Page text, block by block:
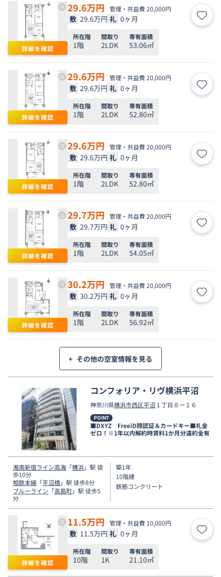
詳細を確認
29.6万円 管理・共益費 20,000円
敷 29.6万円 礼 0ヶ月 お気
所在階
1階
間取り
2LDK
専有面積
53.06㎡
詳細を確認
29.6万円 管理・共益費 20,000円
敷 29.6万円 礼 0ヶ月 お気
所在階
1階
間取り
2LDK
専有面積
52.80㎡
詳細を確認
29.6万円 管理・共益費 20,000円
敷 29.6万円 礼 0ヶ月 お気
所在階
1階
間取り
2LDK
専有面積
52.80㎡
詳細を確認
29.7万円 管理・共益費 20,000円
敷 29.7万円 礼 0ヶ月 お気
所在階
1階
間取り
2LDK
専有面積
54.05㎡
詳細を確認
30.2万円 管理・共益費 20,000円
敷 30.2万円 礼 0ヶ月 お気
所在階
1階
間取り
2LDK
専有面積
56.92㎡
+ その他の空室情報を見る
コンフォリア・リヴ横浜平沼
神奈川県横浜市西区平沼 １丁目８ー１６
POINT
■DXYZ FreeiD顔認証＆カードキー■礼金
ゼロ！※1年以内解約時賃料1か月分違約金有
湘南新宿ライン高海 「横浜」駅 徒
歩10分
相鉄本線 「平沼橋」駅 徒歩8分
ブルーライン 「高島町」駅 徒歩5
分
築1年
10階建
鉄筋コンクリート
詳細を確認
11.5万円 管理・共益費 10,000円
敷 11.5万円 礼 0ヶ月 お気
所在階
10階
間取り
1K
専有面積
21.10㎡